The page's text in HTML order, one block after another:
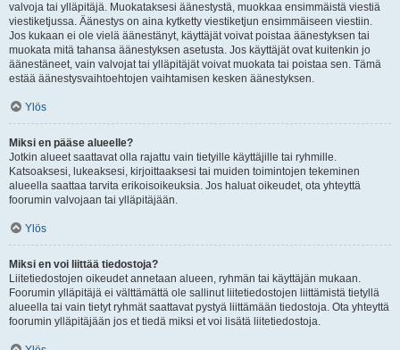
valvoja tai ylläpitäjä. Muokataksesi äänestystä, muokkaa ensimmäistä viestiä
viestiketjussa. Äänestys on aina kytketty viestiketjun ensimmäiseen viestiin.
Jos kukaan ei ole vielä äänestänyt, käyttäjät voivat poistaa äänestyksen tai
muokata mitä tahansa äänestyksen asetusta. Jos käyttäjät ovat kuitenkin jo
äänestäneet, vain valvojat tai ylläpitäjät voivat muokata tai poistaa sen. Tämä
estää äänestysvaihtoehtojen vaihtamisen kesken äänestyksen.
Ylös
Miksi en pääse alueelle?
Jotkin alueet saattavat olla rajattu vain tietyille käyttäjille tai ryhmille.
Katsoaksesi, lukeaksesi, kirjoittaaksesi tai muiden toimintojen tekeminen
alueella saattaa tarvita erikoisoikeuksia. Jos haluat oikeudet, ota yhteyttä
foorumin valvojaan tai ylläpitäjään.
Ylös
Miksi en voi liittää tiedostoja?
Liitetiedostojen oikeudet annetaan alueen, ryhmän tai käyttäjän mukaan.
Foorumin ylläpitäjä ei välttämättä ole sallinut liitetiedostojen liittämistä tietyllä
alueella tai vain tietyt ryhmät saattavat pystyä liittämään tiedostoja. Ota yhteyttä
foorumin ylläpitäjään jos et tiedä miksi et voi lisätä liitetiedostoja.